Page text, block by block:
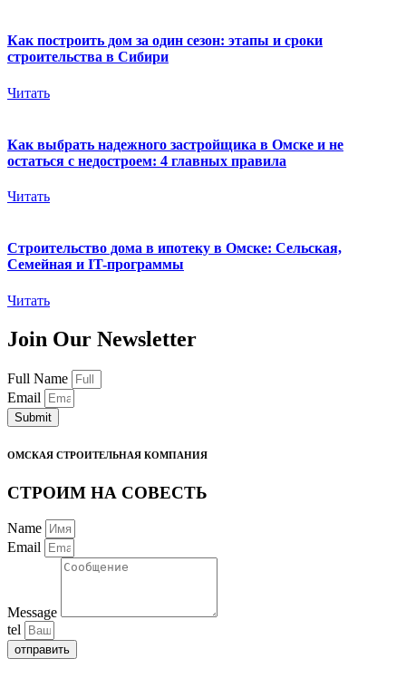
Как построить дом за один сезон: этапы и сроки
строительства в Сибири
Читать
Как выбрать надежного застройщика в Омске и не
остаться с недостроем: 4 главных правила
Читать
Строительство дома в ипотеку в Омске: Сельская,
Семейная и IT-программы
Читать
Join Our Newsletter
Full Name
Email
Submit
ОМСКАЯ СТРОИТЕЛЬНАЯ КОМПАНИЯ
СТРОИМ НА СОВЕСТЬ
Name
Email
Message
tel
отправить